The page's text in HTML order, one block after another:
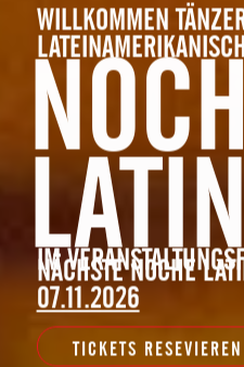
WILLKOMMEN
IM
NÄCHSTE NOCHE
07.11.2026
TICKETS RESEVIEREN